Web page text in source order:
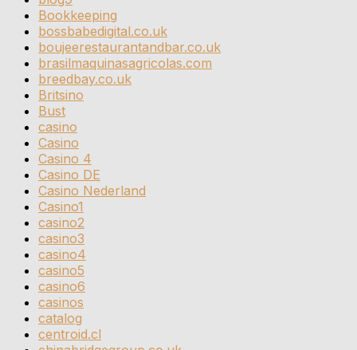
Bookkeeping
bossbabedigital.co.uk
boujeerestaurantandbar.co.uk
brasilmaquinasagricolas.com
breedbay.co.uk
Britsino
Bust
casino
Casino
Casino 4
Casino DE
Casino Nederland
Casino1
casino2
casino3
casino4
casino5
casino6
casinos
catalog
centroid.cl